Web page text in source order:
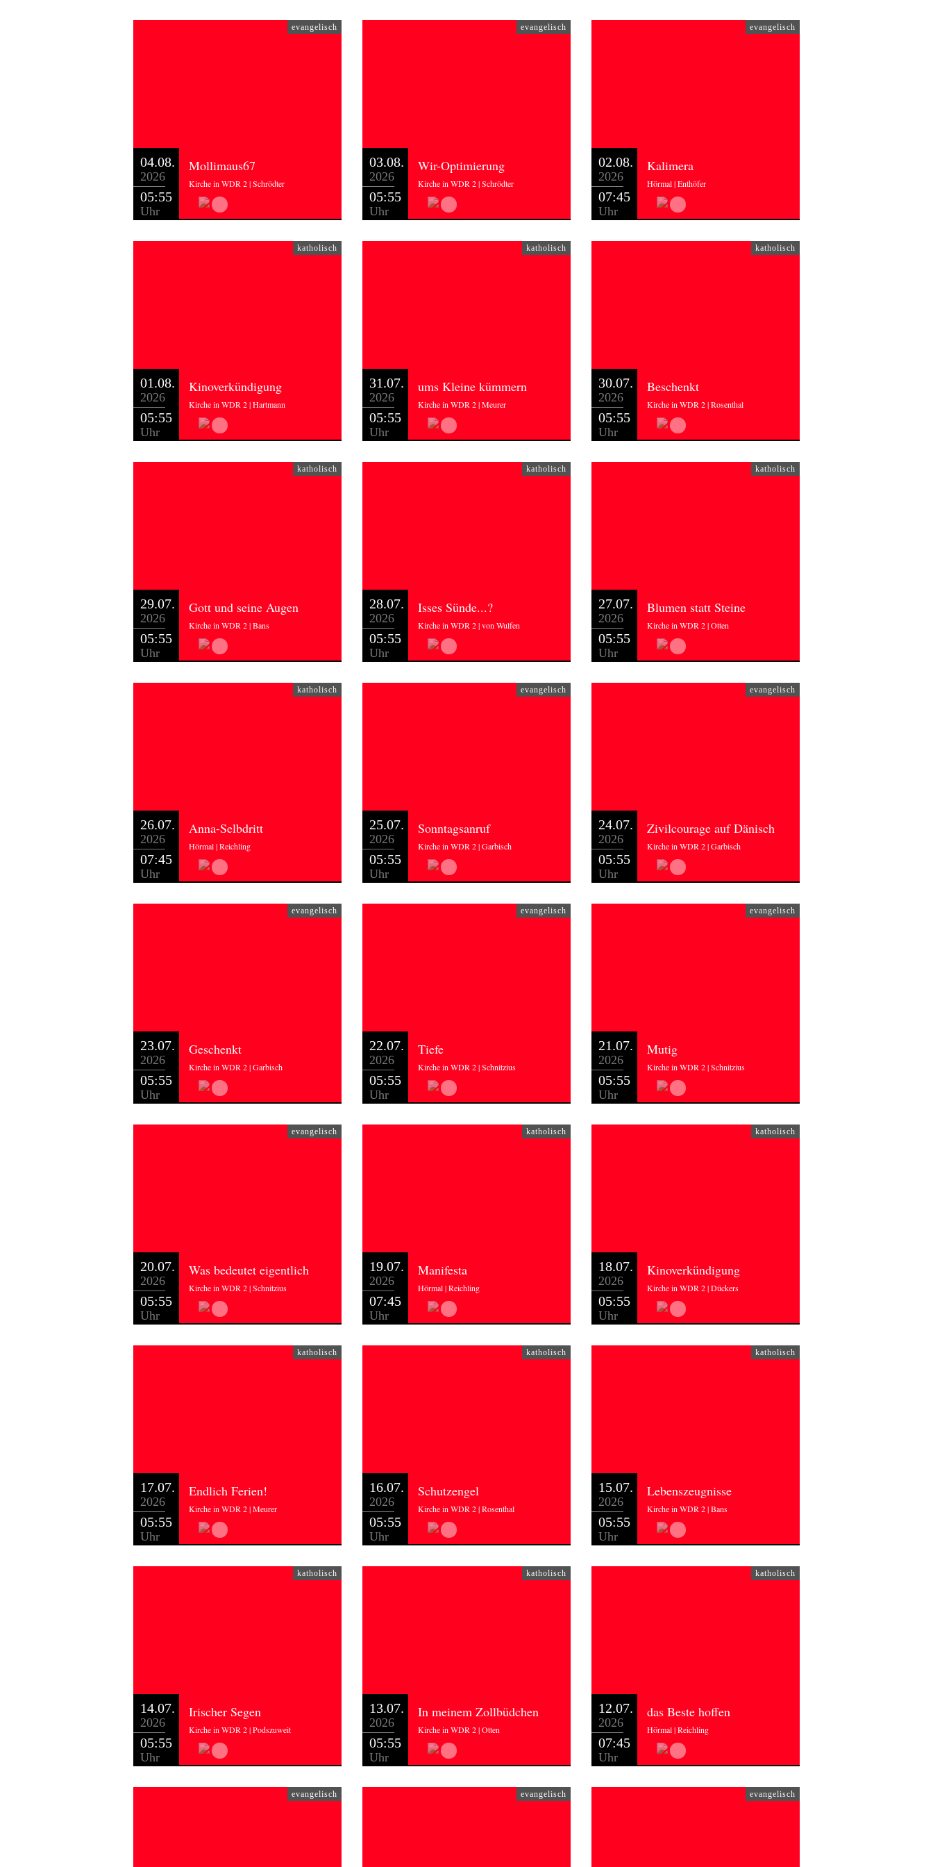
evangelisch
04.08.
2026
05:55
Uhr
Mollimaus67
Kirche in WDR 2 | Schrödter
evangelisch
03.08.
2026
05:55
Uhr
Wir-Optimierung
Kirche in WDR 2 | Schrödter
evangelisch
02.08.
2026
07:45
Uhr
Kalimera
Hörmal | Enthöfer
katholisch
01.08.
2026
05:55
Uhr
Kinoverkündigung
Kirche in WDR 2 | Hartmann
katholisch
31.07.
2026
05:55
Uhr
ums Kleine kümmern
Kirche in WDR 2 | Meurer
katholisch
30.07.
2026
05:55
Uhr
Beschenkt
Kirche in WDR 2 | Rosenthal
katholisch
29.07.
2026
05:55
Uhr
Gott und seine Augen
Kirche in WDR 2 | Bans
katholisch
28.07.
2026
05:55
Uhr
Isses Sünde...?
Kirche in WDR 2 | von Wulfen
katholisch
27.07.
2026
05:55
Uhr
Blumen statt Steine
Kirche in WDR 2 | Otten
katholisch
26.07.
2026
07:45
Uhr
Anna-Selbdritt
Hörmal | Reichling
evangelisch
25.07.
2026
05:55
Uhr
Sonntagsanruf
Kirche in WDR 2 | Garbisch
evangelisch
24.07.
2026
05:55
Uhr
Zivilcourage auf Dänisch
Kirche in WDR 2 | Garbisch
evangelisch
23.07.
2026
05:55
Uhr
Geschenkt
Kirche in WDR 2 | Garbisch
evangelisch
22.07.
2026
05:55
Uhr
Tiefe
Kirche in WDR 2 | Schnitzius
evangelisch
21.07.
2026
05:55
Uhr
Mutig
Kirche in WDR 2 | Schnitzius
evangelisch
20.07.
2026
05:55
Uhr
Was bedeutet eigentlich
Kirche in WDR 2 | Schnitzius
katholisch
19.07.
2026
07:45
Uhr
Manifesta
Hörmal | Reichling
katholisch
18.07.
2026
05:55
Uhr
Kinoverkündigung
Kirche in WDR 2 | Dückers
katholisch
17.07.
2026
05:55
Uhr
Endlich Ferien!
Kirche in WDR 2 | Meurer
katholisch
16.07.
2026
05:55
Uhr
Schutzengel
Kirche in WDR 2 | Rosenthal
katholisch
15.07.
2026
05:55
Uhr
Lebenszeugnisse
Kirche in WDR 2 | Bans
katholisch
14.07.
2026
05:55
Uhr
Irischer Segen
Kirche in WDR 2 | Podszuweit
katholisch
13.07.
2026
05:55
Uhr
In meinem Zollbüdchen
Kirche in WDR 2 | Otten
katholisch
12.07.
2026
07:45
Uhr
das Beste hoffen
Hörmal | Reichling
evangelisch evangelisch evangelisch